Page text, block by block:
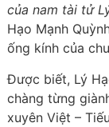
của nam tài tử
Hạo Mạnh
ống kính của
Được biết, Lý
chàng từng
xuyên Việt –